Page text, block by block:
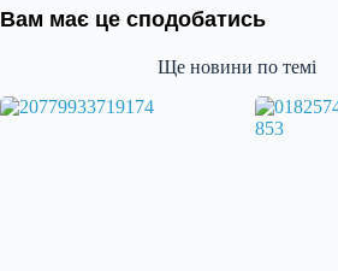
Вам має це сподобатись
Ще новини по темі